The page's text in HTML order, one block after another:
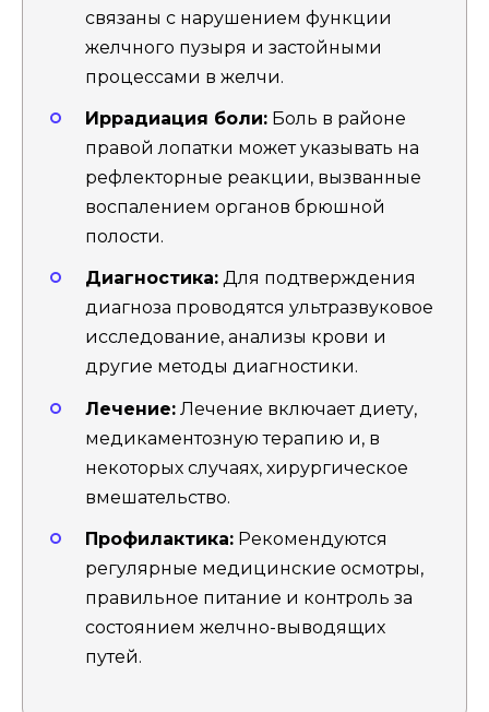
связаны с нарушением функции
желчного пузыря и застойными
процессами в желчи.
Иррадиация боли: Боль в районе
правой лопатки может указывать на
рефлекторные реакции, вызванные
воспалением органов брюшной
полости.
Диагностика: Для подтверждения
диагноза проводятся ультразвуковое
исследование, анализы крови и
другие методы диагностики.
Лечение: Лечение включает диету,
медикаментозную терапию и, в
некоторых случаях, хирургическое
вмешательство.
Профилактика: Рекомендуются
регулярные медицинские осмотры,
правильное питание и контроль за
состоянием желчно-выводящих
путей.